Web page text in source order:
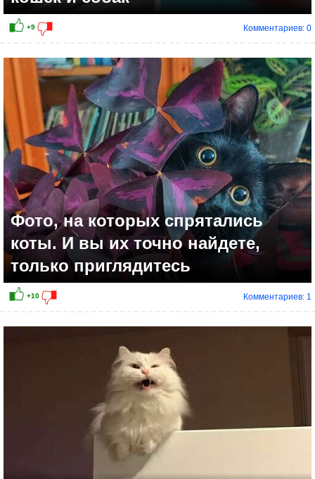
Комментариев: 0
Фото, на которых спрятались
коты. И вы их точно найдете,
только приглядитесь
Комментариев: 1